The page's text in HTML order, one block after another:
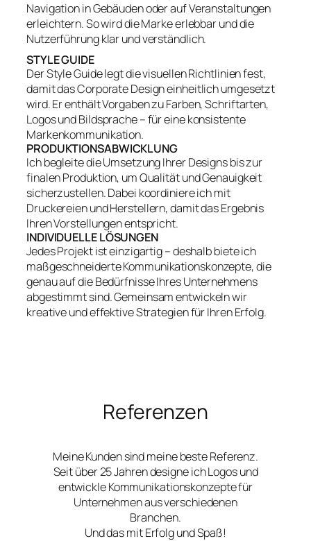
Navigation in Gebäuden oder auf Veranstaltungen
erleichtern. So wird die Marke erlebbar und die
Nutzerführung klar und verständlich.
STYLE GUIDE
Der Style Guide legt die visuellen Richtlinien fest,
damit das Corporate Design einheitlich umgesetzt
wird. Er enthält Vorgaben zu Farben, Schriftarten,
Logos und Bildsprache – für eine konsistente
Markenkommunikation.
PRODUKTIONSABWICKLUNG
Ich begleite die Umsetzung Ihrer Designs bis zur
finalen Produktion, um Qualität und Genauigkeit
sicherzustellen. Dabei koordiniere ich mit
Druckereien und Herstellern, damit das Ergebnis
Ihren Vorstellungen entspricht.
INDIVIDUELLE LÖSUNGEN
Jedes Projekt ist einzigartig – deshalb biete ich
maßgeschneiderte Kommunikationskonzepte, die
genau auf die Bedürfnisse Ihres Unternehmens
abgestimmt sind. Gemeinsam entwickeln wir
kreative und effektive Strategien für Ihren Erfolg.
Referenzen
Meine Kunden sind meine beste Referenz.
Seit über 25 Jahren designe ich Logos und
entwickle Kommunikationskonzepte für
Unternehmen aus verschiedenen
Branchen.
Und das mit Erfolg und Spaß!